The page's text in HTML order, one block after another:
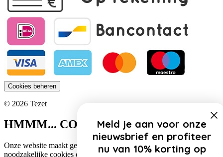
Cookies beheren
© 2026 Tezet
HMMM... COOKIES!
Onze website maakt gebruik van cookies. Zo gebruiken wij
noodzakelijke cookies om de website functioneel te houden.
Meld je aan voor onze
nieuwsbrief en profiteer
nu van 10% korting op